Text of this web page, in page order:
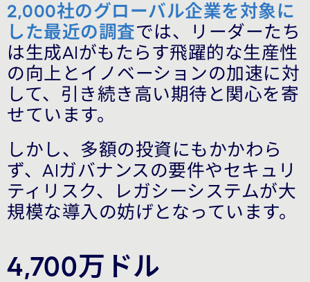
2,000社のグローバル企業を対象に
した最近の調査では、リーダーたち
は生成AIがもたらす飛躍的な生産性
の向上とイノベーションの加速に対
して、引き続き高い期待と関心を寄
せています。
しかし、多額の投資にもかかわら
ず、AIガバナンスの要件やセキュリ
ティリスク、レガシーシステムが大
規模な導入の妨げとなっています。
Carousel starts
4,700万ドル